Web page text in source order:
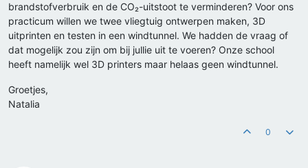
brandstofverbruik en de CO₂-uitstoot te verminderen? Voor ons
practicum willen we twee vliegtuig ontwerpen maken, 3D
uitprinten en testen in een windtunnel. We hadden de vraag of
dat mogelijk zou zijn om bij jullie uit te voeren? Onze school
heeft namelijk wel 3D printers maar helaas geen windtunnel.
Groetjes,
Natalia
0